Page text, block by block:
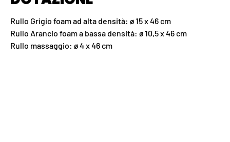
Rullo Grigio foam ad alta densità: ø 15 x 46 cm
Rullo Arancio foam a bassa densità: ø 10,5 x 46 cm
Rullo massaggio: ø 4 x 46 cm